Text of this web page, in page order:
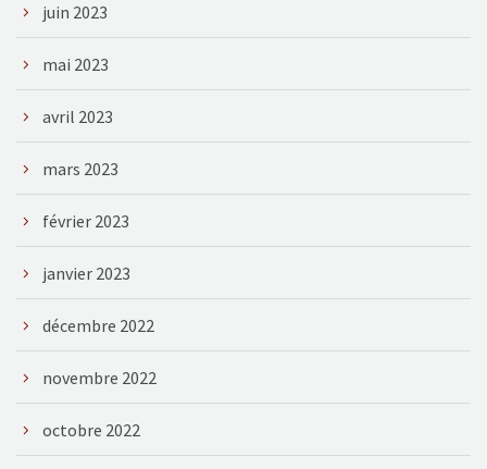
juin 2023
mai 2023
avril 2023
mars 2023
février 2023
janvier 2023
décembre 2022
novembre 2022
octobre 2022